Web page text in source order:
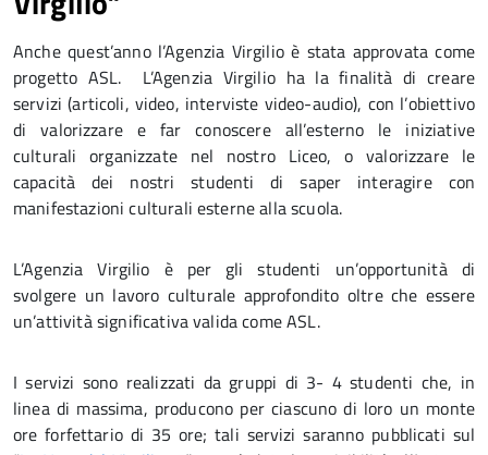
Anche quest’anno l’Agenzia Virgilio è stata approvata come
progetto ASL. L’Agenzia Virgilio ha la finalità di creare
servizi (articoli, video, interviste video-audio), con l’obiettivo
di valorizzare e far conoscere all’esterno le iniziative
culturali organizzate nel nostro Liceo, o valorizzare le
capacità dei nostri studenti di saper interagire con
manifestazioni culturali esterne alla scuola.
L’Agenzia Virgilio è per gli studenti un’opportunità di
svolgere un lavoro culturale approfondito oltre che essere
un’attività significativa valida come ASL.
I servizi sono realizzati da gruppi di 3- 4 studenti che, in
linea di massima, producono per ciascuno di loro un monte
ore forfettario di 35 ore; tali servizi saranno pubblicati sul